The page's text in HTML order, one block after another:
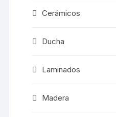
Cerámicos
Ducha
Laminados
Madera